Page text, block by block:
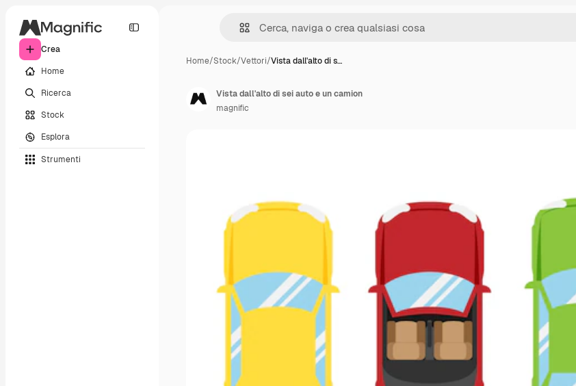
Crea
Home
Ricerca
Stock
Esplora
Strumenti
Home/Stock/Vettori/Vista dall'alto di s…
Vista dall'alto di sei auto e un camion
magnific